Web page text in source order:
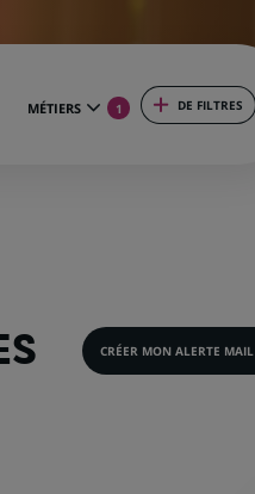
MÉTIERS 1 DE FILTRES
CRÉER MON ALERTE MAIL